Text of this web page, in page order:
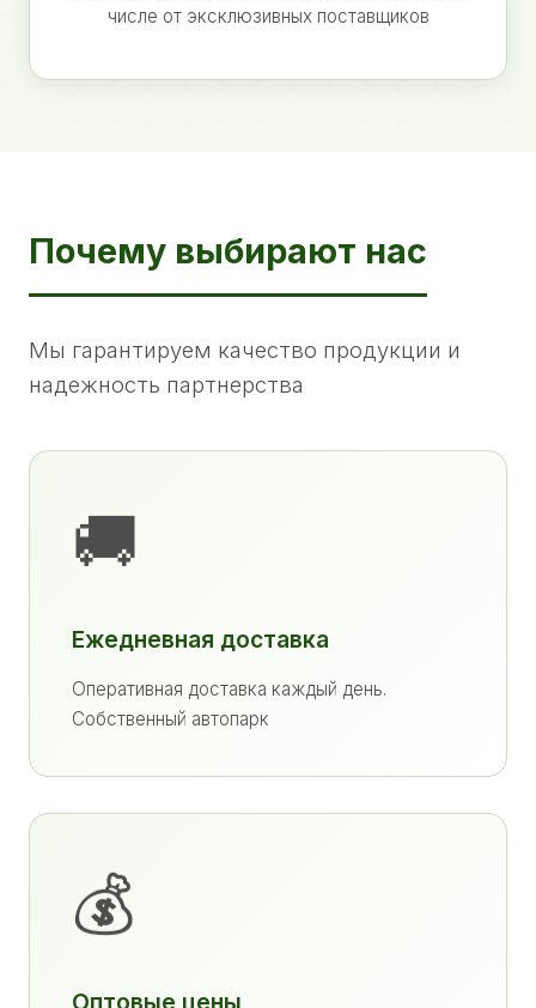
числе от эксклюзивных поставщиков
Почему выбирают нас
Мы гарантируем качество продукции и
надежность партнерства
🚚
Ежедневная доставка
Оперативная доставка каждый день.
Собственный автопарк
💰
Оптовые цены